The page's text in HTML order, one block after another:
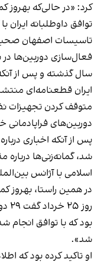
کرد: «در حالی‌که بهروز
تاسیسات اصفهان صحبت
فعال‌سازی دوربین‌ها در
سال گذشته و پس از
ایران قطعنامه‌ای
متوقف کردن تجهیزات
دوربین‌های فراپادمانی
پس از آنکه اخباری
شد، گمانه‌زنی‌ها
اسلامی با آژانس
در همین راستا، بهروز
شد».
او تاکید کرده بود که